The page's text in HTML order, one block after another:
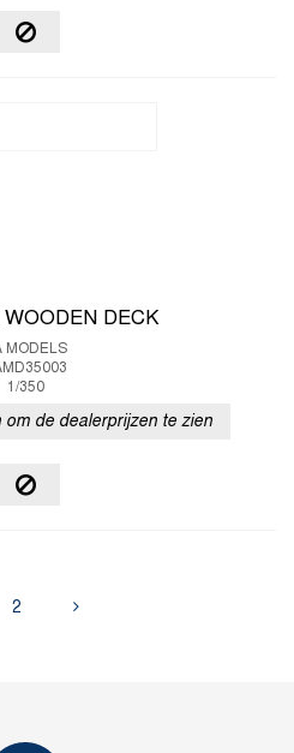
WOODEN DECK
MODELS
1/350
om de dealerprijzen te zien
2